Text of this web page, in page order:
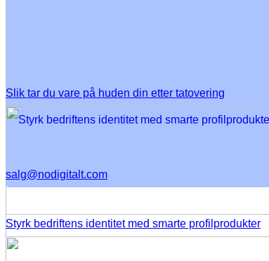
Slik tar du vare på huden din etter tatovering
Styrk bedriftens identitet med smarte profilprodukter
salg@nodigitalt.com